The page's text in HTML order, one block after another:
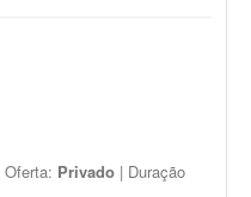
Oferta: Privado | Duração